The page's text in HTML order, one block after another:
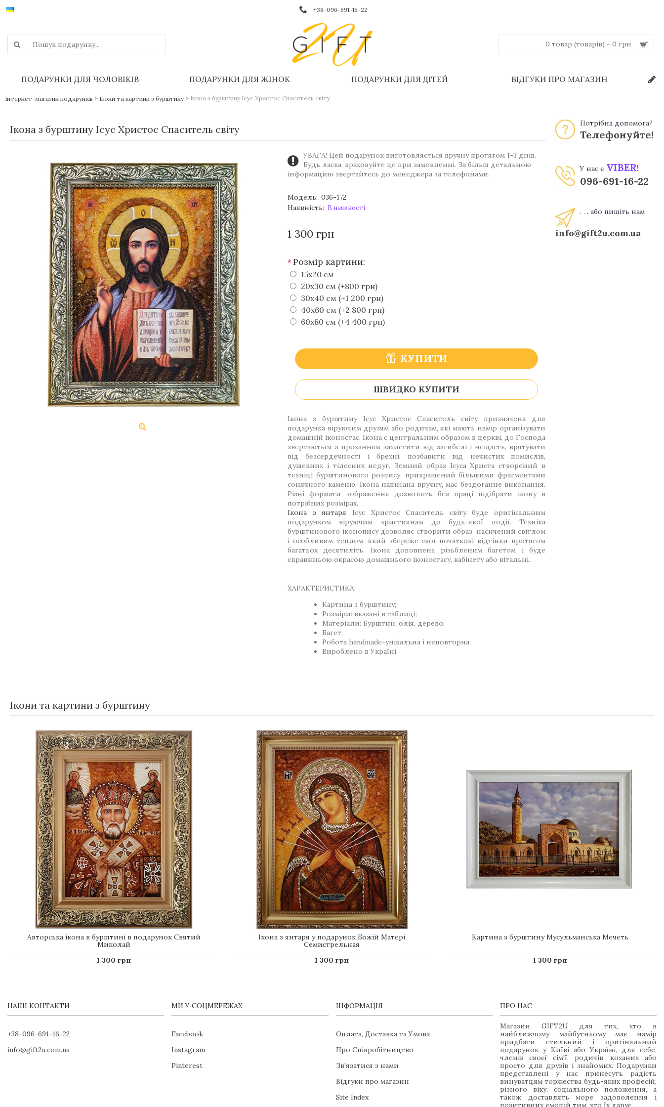
+38-096-691-16-22
0 товар (товарів) - 0 грн
ПОДАРУНКИ ДЛЯ ЧОЛОВІКІВ ПОДАРУНКИ ДЛЯ ЖІНОК ПОДАРУНКИ ДЛЯ ДІТЕЙ ВІДГУКИ ПРО МАГАЗИН
Інтернет-магазин подарунків > Ікони та картини з бурштину> Ікона з бурштину Ісус Христос Спаситель світу
Потрібна допомога?
Телефонуйте!
У нас є VIBER!
096-691-16-22
. . . або пишіть нам
info@gift2u.com.ua
Ікона з бурштину Ісус Христос Спаситель світу
УВАГА! Цей подарунок виготовляється вручну протягом 1-3 днів.
Будь ласка, враховуйте це при замовленні. За більш детальною
інформацією звертайтесь до менеджера за телефонами.
Модель: 036-172
Наявність: В наявності
1 300 грн
*Розмір картини:
15х20 см
20х30 см (+800 грн)
30х40 см (+1 200 грн)
40х60 см (+2 800 грн)
60х80 см (+4 400 грн)
КУПИТИ
ШВИДКО КУПИТИ
Ікона з бурштину Ісус Христос Спаситель світу призначена для
подарунка віруючим друзям або родичам, які мають намір організувати
домашній іконостас. Ікона є центральним образом в церкві, до Господа
звертаються з проханням захистити від загибелі і нещасть, врятувати
від безсердечності і брехні, позбавити від нечистих помислів,
душевних і тілесних недуг. Земний образ Ісуса Христа створений в
техніці бурштинового розпису, прикрашений більшими фрагментами
сонячного каменю. Ікона написана вручну, має бездоганне виконання.
Різні формати зображення дозволять без праці підібрати ікону в
потрібних розмірах.
Ікона з янтаря Ісус Христос Спаситель світу буде оригінальним
подарунком віруючим християнам до будь-якої події. Техніка
бурштинового іконопису дозволяє створити образ, насичений світлом
і особливим теплом, який збереже свої початкові відтінки протягом
багатьох десятиліть. Ікона доповнена різьбленим багетом і буде
справжньою окрасою домашнього іконостасу, кабінету або вітальні.
ХАРАКТЕРИСТИКА:
Картина з бурштину;
Розміри: вказані в таблиці;
Матеріали: Бурштин, олія, дерево;
Багет;
Робота handmade-унікальна і неповторна;
Вироблено в Україні.
Ікони та картини з бурштину
Авторська ікона в бурштині в подарунок Святий
Миколай
1 300 грн
Ікона з янтаря у подарунок Божій Матері
Семистрельная
1 300 грн
Картина з бурштину Мусульманська Мечеть
1 300 грн
НАШІ КОНТАКТИ
+38-096-691-16-22
info@gift2u.com.ua
МИ У СОЦМЕРЕЖАХ
Facebook
Instagram
Pinterest
ІНФОРМАЦІЯ
Оплата, Доставка та Умова
Про Співробітництво
Зв'язатися з нами
Відгуки про магазин
Site Index
ПРО НАС
Магазин GIFT2U для тих, хто в
найближчому майбутньому має намір
придбати стильний і оригінальний
подарунок у Київі або Україні, для себе,
членів своєї сім'ї, родичів, коханих або
просто для друзів і знайомих. Подарунки
представлені у нас принесуть радість
винуватцям торжества будь-яких професій,
різного віку, соціального положення, а
також доставлять море задоволення і
позитивних емоцій тим, хто їх дарує.